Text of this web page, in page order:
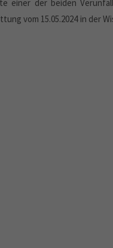
einer der beiden
vom 15.05.2024 in der